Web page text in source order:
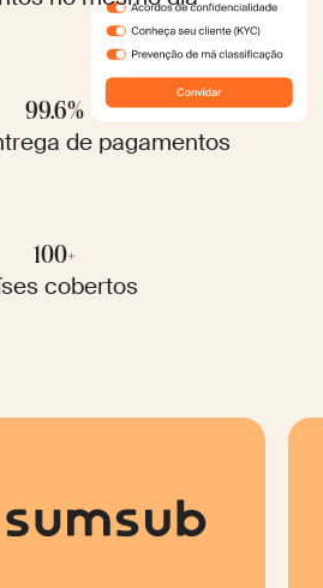
99.6%
de pagamentos
100+
cobertos